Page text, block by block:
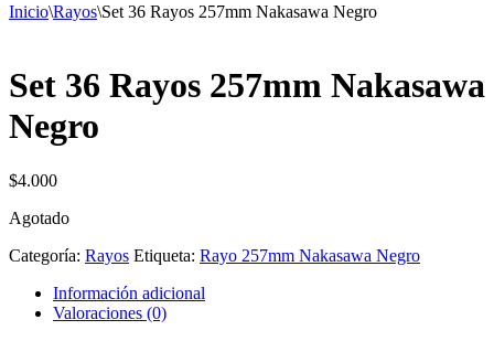
Inicio\Rayos\Set 36 Rayos 257mm Nakasawa Negro
Set 36 Rayos 257mm Nakasawa
Negro
$4.000
Agotado
Categoría: Rayos Etiqueta: Rayo 257mm Nakasawa Negro
Información adicional
Valoraciones (0)